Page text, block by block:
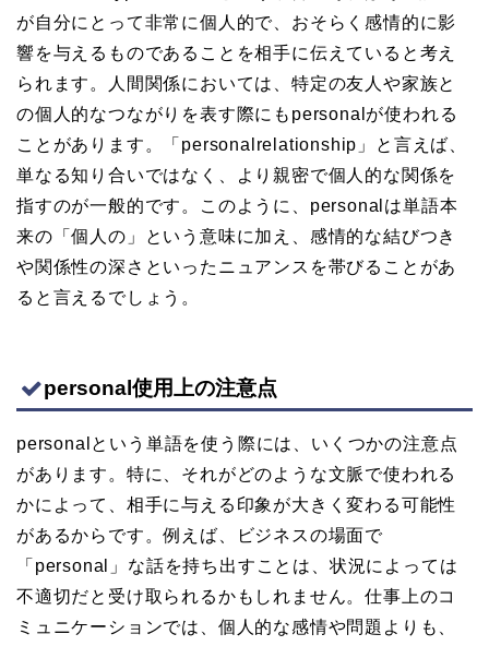
が自分にとって非常に個人的で、おそらく感情的に影
響を与えるものであることを相手に伝えていると考え
られます。人間関係においては、特定の友人や家族と
の個人的なつながりを表す際にもpersonalが使われる
ことがあります。「personalrelationship」と言えば、
単なる知り合いではなく、より親密で個人的な関係を
指すのが一般的です。このように、personalは単語本
来の「個人の」という意味に加え、感情的な結びつき
や関係性の深さといったニュアンスを帯びることがあ
ると言えるでしょう。
personal使用上の注意点
personalという単語を使う際には、いくつかの注意点
があります。特に、それがどのような文脈で使われる
かによって、相手に与える印象が大きく変わる可能性
があるからです。例えば、ビジネスの場面で
「personal」な話を持ち出すことは、状況によっては
不適切だと受け取られるかもしれません。仕事上のコ
ミュニケーションでは、個人的な感情や問題よりも、